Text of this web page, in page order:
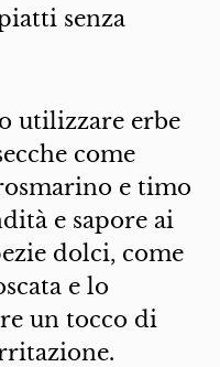
senza
utilizzare erbe
come
e timo
e sapore ai
dolci, come
e lo
un tocco di